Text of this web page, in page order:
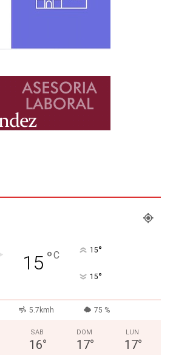
15 °C 15°
15°
5.7kmh 75 %
SAB
16°
DOM
17°
LUN
17°